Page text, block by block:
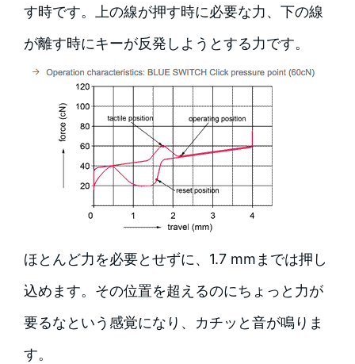
す時です。上の線が押す時に必要な力、下の線
が離す時にキーが反発しようとする力です。
ほとんど力を必要とせずに、1.7 mmまでは押し
込めます。その位置を超えるのにちょっと力が
要るなという感覚になり、カチッと音が鳴りま
す。